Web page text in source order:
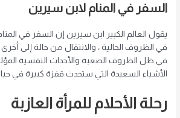
السفر في المنام لابن سيرين
يقول العالم الكبير ابن سيرين إن السفر في
في الظروف الحالية ، والانتقال من حالة إلى
في ظل الظروف الصعبة والأحداث النفسية
الأشياء السعيدة التي ستحدث قفزة كبيرة في
رحلة الأحلام للمرأة العازبة